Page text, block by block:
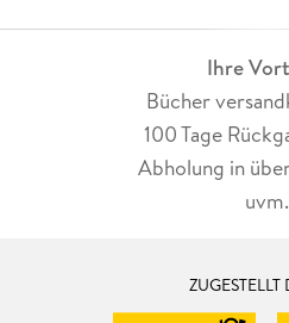
Ihre
Bücher
100 Tage
Abholung in
uvm.